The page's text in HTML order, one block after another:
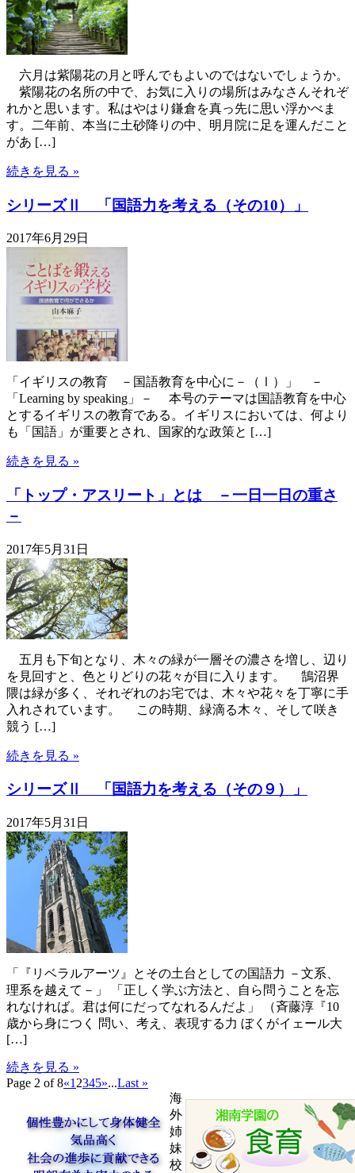
六月は紫陽花の月と呼んでもよいのではないでしょうか。
紫陽花の名所の中で、お気に入りの場所はみなさんそれぞ
れかと思います。私はやはり鎌倉を真っ先に思い浮かべま
す。二年前、本当に土砂降りの中、明月院に足を運んだこと
があ […]
続きを見る »
シリーズⅡ 「国語力を考える（その10）」
2017年6月29日
「イギリスの教育 －国語教育を中心に－（Ⅰ）」 －
「Learning by speaking」－ 本号のテーマは国語教育を中心
とするイギリスの教育である。イギリスにおいては、何より
も「国語」が重要とされ、国家的な政策と […]
続きを見る »
「トップ・アスリート」とは －一日一日の重さ
－
2017年5月31日
五月も下旬となり、木々の緑が一層その濃さを増し、辺り
を見回すと、色とりどりの花々が目に入ります。 鵠沼界
隈は緑が多く、それぞれのお宅では、木々や花々を丁寧に手
入れされています。 この時期、緑滴る木々、そして咲き
競う […]
続きを見る »
シリーズⅡ 「国語力を考える（その９）」
2017年5月31日
「『リベラルアーツ』とその土台としての国語力 －文系、
理系を越えて－」 「正しく学ぶ方法と、自ら問うことを忘
れなければ。君は何にだってなれるんだよ」 （斉藤淳『10
歳から身につく 問い、考え、表現する力 ぼくがイェール大
[…]
続きを見る »
Page 2 of 8«1 2345»...Last »
海
外
姉
妹
校